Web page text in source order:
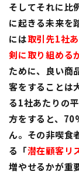
そしてそれに比
に起きる未来を
には取引先1社
剣に取り組める
ために、良い商
客をすることは
る1社あたりの
方をすると、
ん。その非喫食
る 「潜在顧客リ
増やせるかが重